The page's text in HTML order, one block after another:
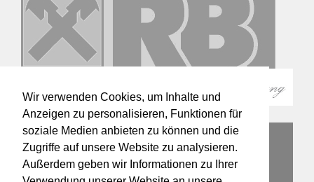
Wir verwenden Cookies, um Inhalte und
Anzeigen zu personalisieren, Funktionen für
soziale Medien anbieten zu können und die
Zugriffe auf unsere Website zu analysieren.
Außerdem geben wir Informationen zu Ihrer